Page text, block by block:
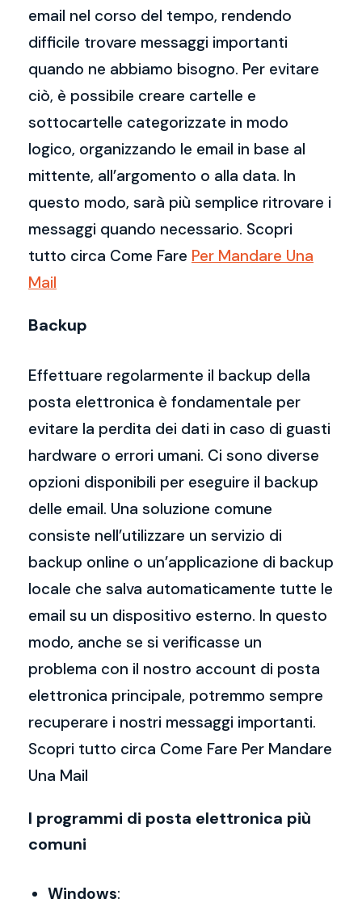
email nel corso del tempo, rendendo
difficile trovare messaggi importanti
quando ne abbiamo bisogno. Per evitare
ciò, è possibile creare cartelle e
sottocartelle categorizzate in modo
logico, organizzando le email in base al
mittente, all’argomento o alla data. In
questo modo, sarà più semplice ritrovare i
messaggi quando necessario. Scopri
tutto circa Come Fare Per Mandare Una
Mail
Backup
Effettuare regolarmente il backup della
posta elettronica è fondamentale per
evitare la perdita dei dati in caso di guasti
hardware o errori umani. Ci sono diverse
opzioni disponibili per eseguire il backup
delle email. Una soluzione comune
consiste nell’utilizzare un servizio di
backup online o un’applicazione di backup
locale che salva automaticamente tutte le
email su un dispositivo esterno. In questo
modo, anche se si verificasse un
problema con il nostro account di posta
elettronica principale, potremmo sempre
recuperare i nostri messaggi importanti.
Scopri tutto circa Come Fare Per Mandare
Una Mail
I programmi di posta elettronica più
comuni
Windows: